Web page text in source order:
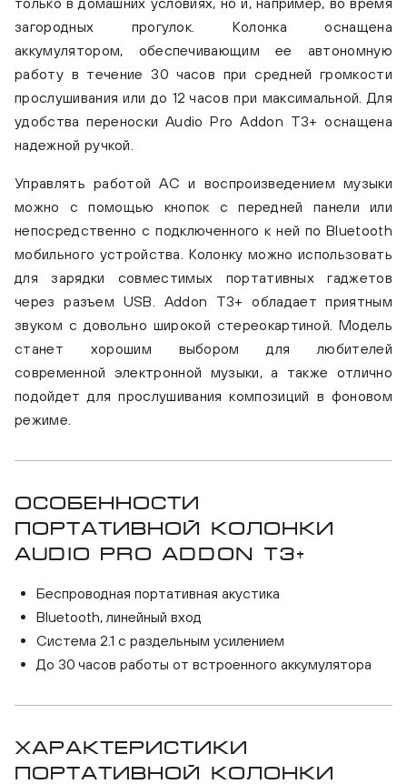
Audio Pro Addon T3+ white
загородных прогулок. Колонка оснащена
аккумулятором, обеспечивающим ее автономную
работу в течение 30 часов при средней громкости
прослушивания или до 12 часов при максимальной. Для
удобства переноски Audio Pro Addon T3+ оснащена
надежной ручкой.
Управлять работой АС и воспроизведением музыки
можно с помощью кнопок с передней панели или
непосредственно с подключенного к ней по Bluetooth
мобильного устройства. Колонку можно использовать
для зарядки совместимых портативных гаджетов
через разъем USB. Addon T3+ обладает приятным
звуком с довольно широкой стереокартиной. Модель
станет хорошим выбором для любителей
современной электронной музыки, а также отлично
подойдет для прослушивания композиций в фоновом
режиме.
Особенности
портативной колонки
Audio Pro Addon T3+
Беспроводная портативная акустика
Bluetooth, линейный вход
Система 2.1 с раздельным усилением
До 30 часов работы от встроенного аккумулятора
Характеристики
портативной колонки